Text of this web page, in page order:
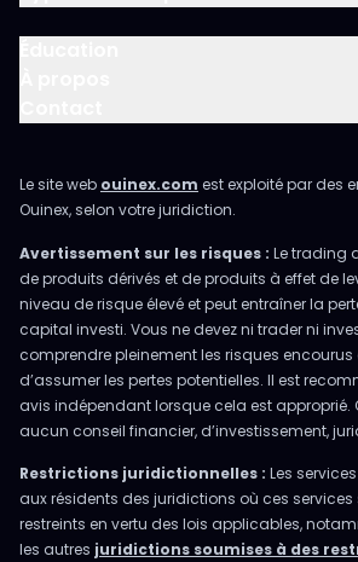
Le site web ouinex.com est exploité par des
Ouinex, selon votre juridiction.
Avertissement sur les risques : Le trading
de produits dérivés et de produits à effet de
niveau de risque élevé et peut entraîner la
capital investi. Vous ne devez ni trader ni
comprendre pleinement les risques encourus
d’assumer les pertes potentielles. Il est
avis indépendant lorsque cela est approprié.
aucun conseil financier, d’investissement,
Restrictions juridictionnelles : Les
aux résidents des juridictions où ces
restreints en vertu des lois applicables,
les autres juridictions soumises à des